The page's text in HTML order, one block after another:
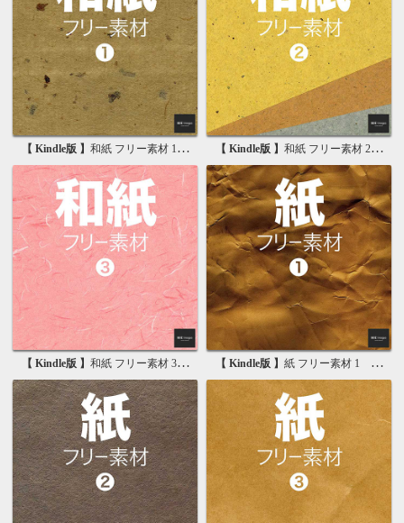
【 Kindle版 】 和紙 フリー素材 1 無料で使える写真素材集 【 Kindle版 】 和紙 フリー素材 2 無料で使える画像素材集
【 Kindle版 】 和紙 フリー素材 3 無料で使える背景素材集 【 Kindle版 】 紙 フリー素材 1 無料で使える写真素材集